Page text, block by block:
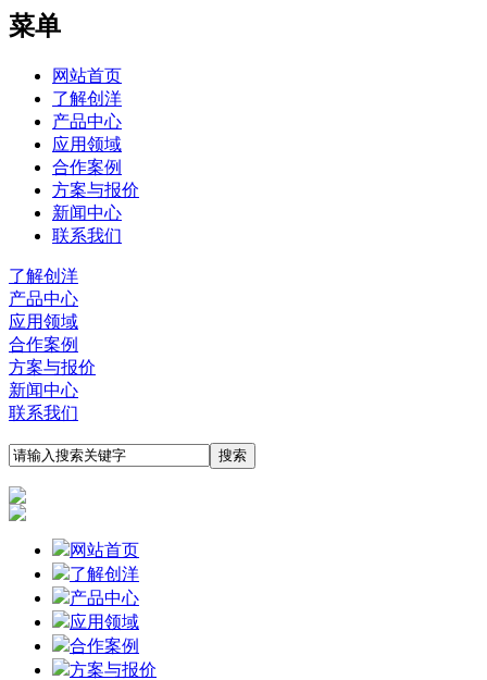
菜单
网站首页
了解创洋
产品中心
应用领域
合作案例
方案与报价
新闻中心
联系我们
了解创洋
产品中心
应用领域
合作案例
方案与报价
新闻中心
联系我们
网站首页
了解创洋
产品中心
应用领域
合作案例
方案与报价